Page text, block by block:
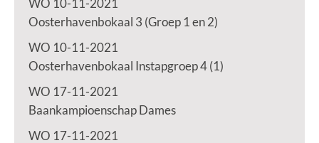
WO 10-11-2021
Oosterhavenbokaal 3 (Groep 1 en 2)
WO 10-11-2021
Oosterhavenbokaal Instapgroep 4 (1)
WO 17-11-2021
Baankampioenschap Dames
WO 17-11-2021